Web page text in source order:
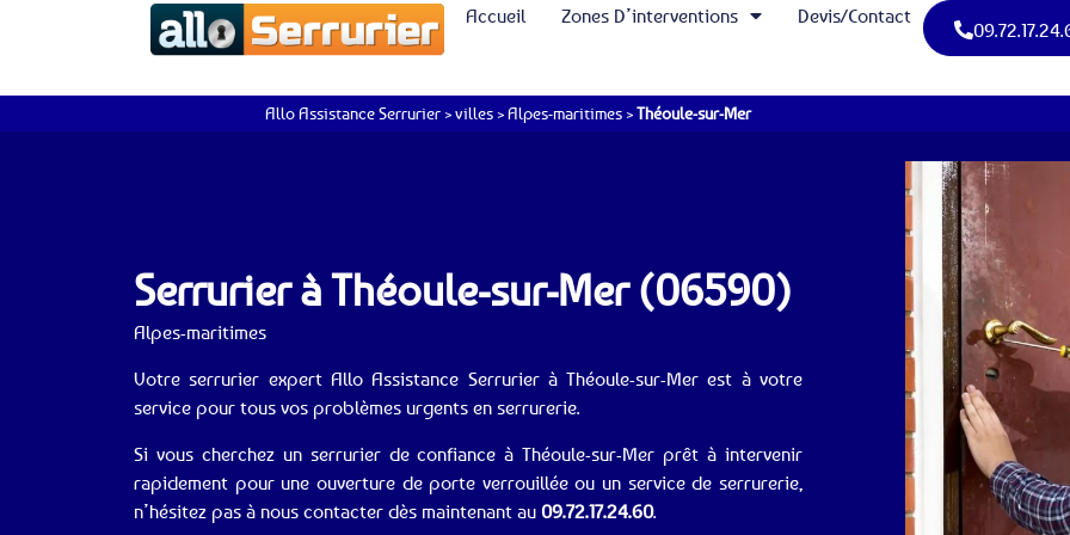
Accueil Zones D’interventions Devis/Contact
Allo Assistance Serrurier >villes >Alpes-maritimes >Théoule-sur-Mer
Serrurier à Théoule-sur-Mer (06590)
Alpes-maritimes
Votre serrurier expert Allo Assistance Serrurier à Théoule-sur-Mer est à votre
service pour tous vos problèmes urgents en serrurerie.
Si vous cherchez un serrurier de confiance à Théoule-sur-Mer prêt à intervenir
rapidement pour une ouverture de porte verrouillée ou un service de serrurerie,
n’hésitez pas à nous contacter dès maintenant au 09.72.17.24.60.